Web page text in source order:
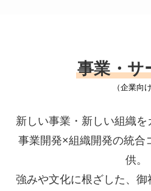
事業・サ
（企業向け
新しい事業・新しい組織を
事業開発×組織開発の統合
供。
強みや文化に根ざした、